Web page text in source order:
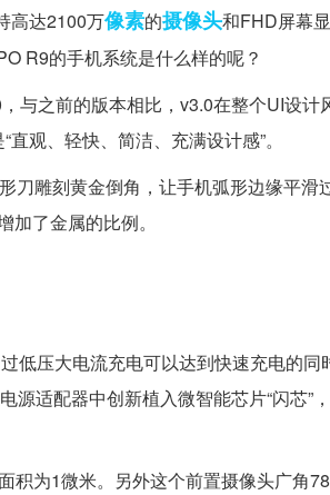
高达2100万像素的摄像头和FHD屏幕
R9的手机系统是什么样的呢？
与之前的版本相比，v3.0在整个UI设计
观、轻快、简洁、充满设计感”。
刀雕刻黄金倒角，让手机弧形边缘平滑
了金属的比例。
低压大电流充电可以达到快速充电的同
源适配器中创新植入微智能芯片“闪芯”
积为1微米。另外这个前置摄像头广角